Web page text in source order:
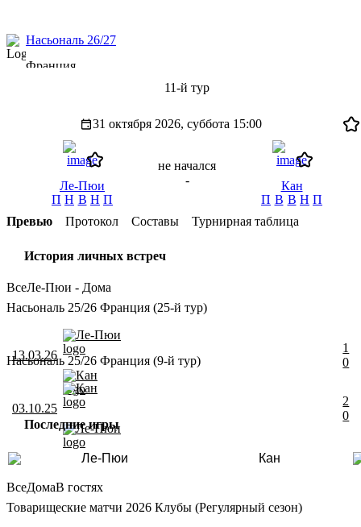
Насьональ 26/27
Франция
11-й тур
31 октября 2026, суббота 15:00
Ле-Пюи
П Н В Н П
не начался
-
Кан
П В В Н П
Превью
Протокол Составы Турнирная таблица
История личных встреч
ВсеЛе-Пюи - Дома
Насьональ 25/26 Франция (25-й тур)
13.03.26
Ле-Пюи
Кан
1
0
Насьональ 25/26 Франция (9-й тур)
03.10.25
Кан
Ле-Пюи
2
0
Последние игры
Ле-Пюи Кан
ВсеДомаВ гостях
Товарищеские матчи 2026 Клубы (Регулярный сезон)